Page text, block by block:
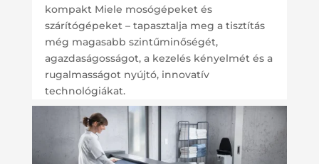
kompakt Miele mosógépeket és
szárítógépeket – tapasztalja meg a tisztítás
még magasabb szintűminőségét,
agazdaságosságot, a kezelés kényelmét és a
rugalmasságot nyújtó, innovatív
technológiákat.